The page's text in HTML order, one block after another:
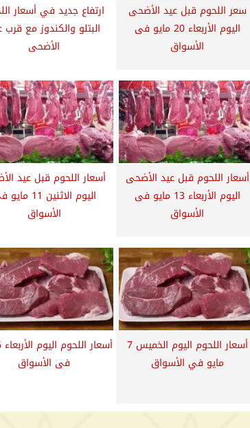
سعر اللحوم قبل عيد الأضحى
اليوم الأربعاء 20 مايو فى
الأسواق
ارتفاع جديد في أسعار
البتلو والكندوز مع قرب
الأضحى
أسعار اللحوم قبل عيد الأضحى
اليوم الأربعاء 13 مايو فى
الأسواق
أسعار اللحوم قبل عيد
اليوم الاثنين 11
الأسواق
أسعار اللحوم اليوم الخميس 7
مايو في الأسواق
فى الأسواق